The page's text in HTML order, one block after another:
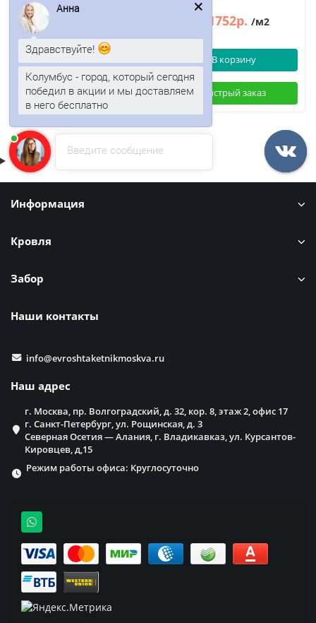
2111р.
Быстрый заказ
1752р. /м2
В корзину
Быстрый заказ
Информация
Кровля
Забор
Наши контакты
info@evroshtaketnikmoskva.ru
Наш адрес
г. Москва, пр. Волгоградский, д. 32, кор. 8, этаж 2, офис 17
г. Санкт-Петербург, ул. Рощинская, д. 3
Северная Осетия — Алания, г. Владикавказ, ул. Курсантов-
Кировцев, д,15
Режим работы офиса: Круглосуточно
Введите сообщение
Анна
Здравствуйте!
Колумбус - город, который сегодня
победил в акции и мы доставляем
в него бесплатно